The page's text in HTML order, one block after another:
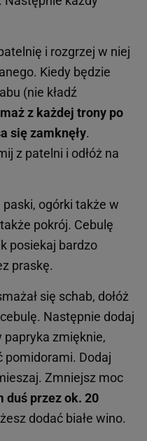
i rozgrzej w niej
Kiedy będzie
(nie kładź
z każdej trony po
się zamknęły.
z patelni i odłóż na
ogórki także w
pokrój. Cebulę
posiekaj bardzo
praskę.
się schab, dołóż
Następnie dodaj
papryka zmięknie,
pomidorami. Dodaj
Zmniejsz moc
duś przez ok. 20
dodać białe wino.